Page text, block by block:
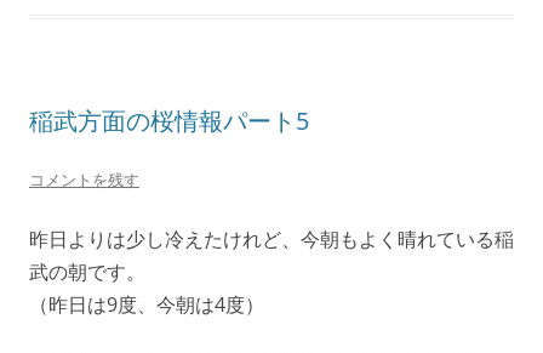
稲武方面の桜情報パート5
コメントを残す
昨日よりは少し冷えたけれど、今朝もよく晴れている稲
武の朝です。
（昨日は9度、今朝は4度）